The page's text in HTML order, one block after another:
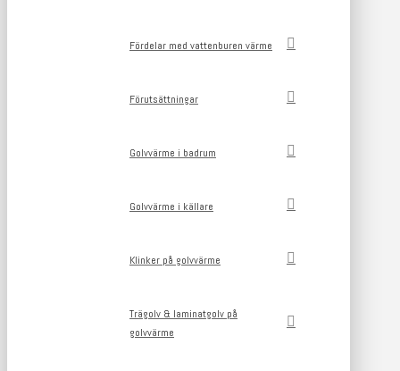
Fördelar med vattenburen värme
Förutsättningar
Golvvärme i badrum
Golvvärme i källare
Klinker på golvvärme
Trägolv & laminatgolv på
golvvärme